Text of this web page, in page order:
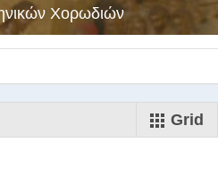
Χορωδιών
Grid